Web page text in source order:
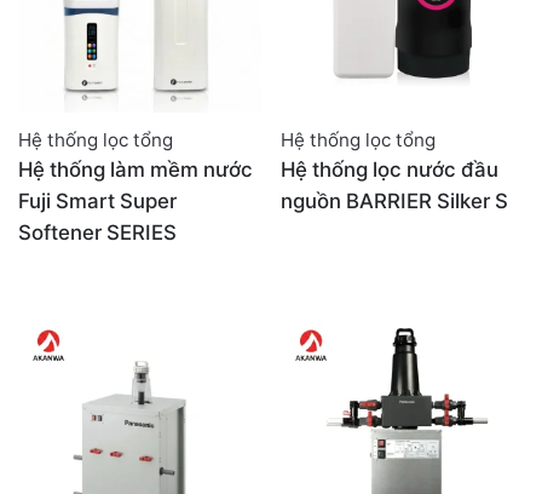
Hệ thống lọc tổng
Hệ thống làm mềm nước
Fuji Smart Super
Softener SERIES
Hệ thống lọc tổng
Hệ thống lọc nước đầu
nguồn BARRIER Silker S